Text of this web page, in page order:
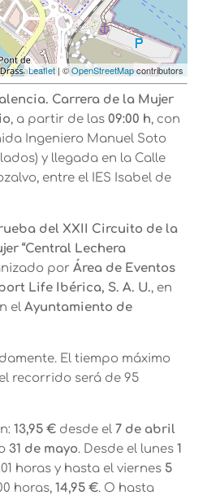
Leaflet | ©OpenStreetMapcontributors
Carrera de la Mujer
, a partir de las 09:00 h, con
Ingeniero Manuel Soto
y llegada en la Calle
entre el IES Isabel de
del XXII Circuito de la
“Central Lechera
por Área de Eventos
Life Ibérica, S. A. U., en
el Ayuntamiento de
El tiempo máximo
recorrido será de 95
13,95 €desde el 7 de abril
31 de mayo. Desde el lunes 1
horas y hasta el viernes 5
horas, 14,95 €. O hasta